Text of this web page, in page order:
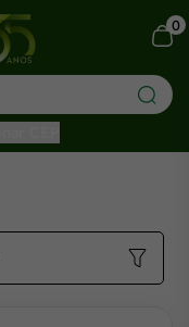
0